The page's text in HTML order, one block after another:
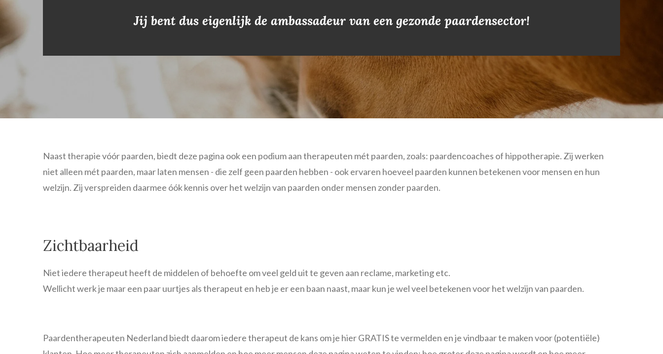
Jij bent dus eigenlijk de ambassadeur van een gezonde paardensector!
Naast therapie vóór paarden, biedt deze pagina ook een podium aan therapeuten mét paarden, zoals: paardencoaches of hippotherapie. Zij werken
niet alleen mét paarden, maar laten mensen - die zelf geen paarden hebben - ook ervaren hoeveel paarden kunnen betekenen voor mensen en hun
welzijn. Zij verspreiden daarmee óók kennis over het welzijn van paarden onder mensen zonder paarden.
Zichtbaarheid
Niet iedere therapeut heeft de middelen of behoefte om veel geld uit te geven aan reclame, marketing etc.
Wellicht werk je maar een paar uurtjes als therapeut en heb je er een baan naast, maar kun je wel veel betekenen voor het welzijn van paarden.
Paardentherapeuten Nederland biedt daarom iedere therapeut de kans om je hier GRATIS te vermelden en je vindbaar te maken voor (potentiële)